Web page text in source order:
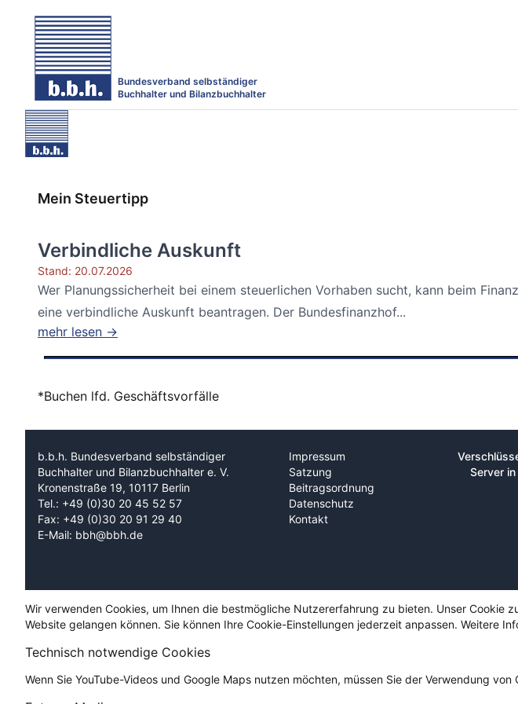
Bundesverband selbständiger
Buchhalter und Bilanzbuchhalter
Mein Steuertipp
Verbindliche Auskunft
Stand: 20.07.2026
Wer Planungssicherheit bei einem steuerlichen Vorhaben sucht, kann beim
eine verbindliche Auskunft beantragen. Der Bundesfinanzhof...
mehr lesen →
*Buchen lfd. Geschäftsvorfälle
b.b.h. Bundesverband selbständiger
Buchhalter und Bilanzbuchhalter e. V.
Kronenstraße 19, 10117 Berlin
Tel.: +49 (0)30 20 45 52 57
Fax: +49 (0)30 20 91 29 40
E-Mail: bbh@bbh.de
Impressum
Satzung
Beitragsordnung
Datenschutz
Kontakt
Server
Wir verwenden Cookies, um Ihnen die bestmögliche Nutzererfahrung zu bieten. Unser
Website gelangen können. Sie können Ihre Cookie-Einstellungen jederzeit anpassen. Weitere
Technisch notwendige Cookies
Wenn Sie YouTube-Videos und Google Maps nutzen möchten, müssen Sie der Verwendung